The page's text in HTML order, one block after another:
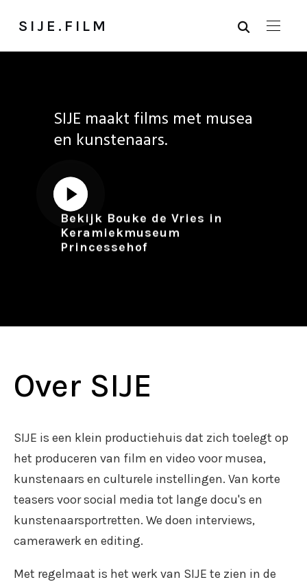
SIJE.FILM
SIJE maakt films met musea
en kunstenaars.
Bekijk Bouke de Vries in
Keramiekmuseum
Princessehof
Over SIJE
SIJE is een klein productiehuis dat zich toelegt op
het produceren van film en video voor musea,
kunstenaars en culturele instellingen. Van korte
teasers voor social media tot lange docu's en
kunstenaarsportretten. We doen interviews,
camerawerk en editing.
Met regelmaat is het werk van SIJE te zien in de